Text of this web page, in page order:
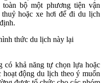
bộ một phương tiện vận
hoặc xe hơi để đi du lịch
có khả năng tự chọn lựa hoặc
động du lịch theo ý muốn